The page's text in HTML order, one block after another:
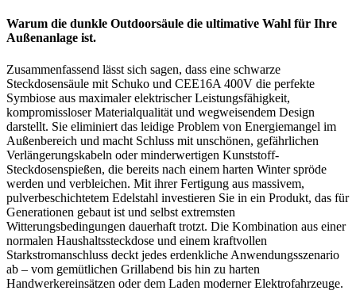
Warum die dunkle Outdoorsäule die ultimative Wahl für Ihre
Außenanlage ist.
Zusammenfassend lässt sich sagen, dass eine schwarze
Steckdosensäule mit Schuko und CEE16A 400V die perfekte
Symbiose aus maximaler elektrischer Leistungsfähigkeit,
kompromissloser Materialqualität und wegweisendem Design
darstellt. Sie eliminiert das leidige Problem von Energiemangel im
Außenbereich und macht Schluss mit unschönen, gefährlichen
Verlängerungskabeln oder minderwertigen Kunststoff-
Steckdosenspießen, die bereits nach einem harten Winter spröde
werden und verbleichen. Mit ihrer Fertigung aus massivem,
pulverbeschichtetem Edelstahl investieren Sie in ein Produkt, das für
Generationen gebaut ist und selbst extremsten
Witterungsbedingungen dauerhaft trotzt. Die Kombination aus einer
normalen Haushaltssteckdose und einem kraftvollen
Starkstromanschluss deckt jedes erdenkliche Anwendungsszenario
ab – vom gemütlichen Grillabend bis hin zu harten
Handwerkereinsätzen oder dem Laden moderner Elektrofahrzeuge.